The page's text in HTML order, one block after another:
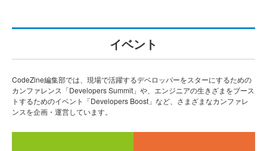
イベント
CodeZine編集部では、現場で活躍するデベロッパーをスターにするための
カンファレンス「Developers Summit」や、エンジニアの生きざまをブース
トするためのイベント「Developers Boost」など、さまざまなカンファレ
ンスを企画・運営しています。